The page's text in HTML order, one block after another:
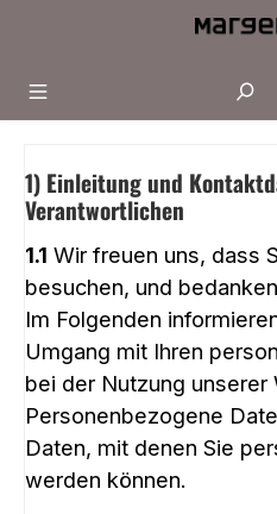
Zum Hauptinhalt springen
1) Einleitung und
Verantwortlichen
1.1 Wir freuen uns, dass
besuchen, und
Im Folgenden
Umgang mit Ihren
bei der Nutzung unserer
Personenbezogene
Daten, mit denen Sie
werden können.